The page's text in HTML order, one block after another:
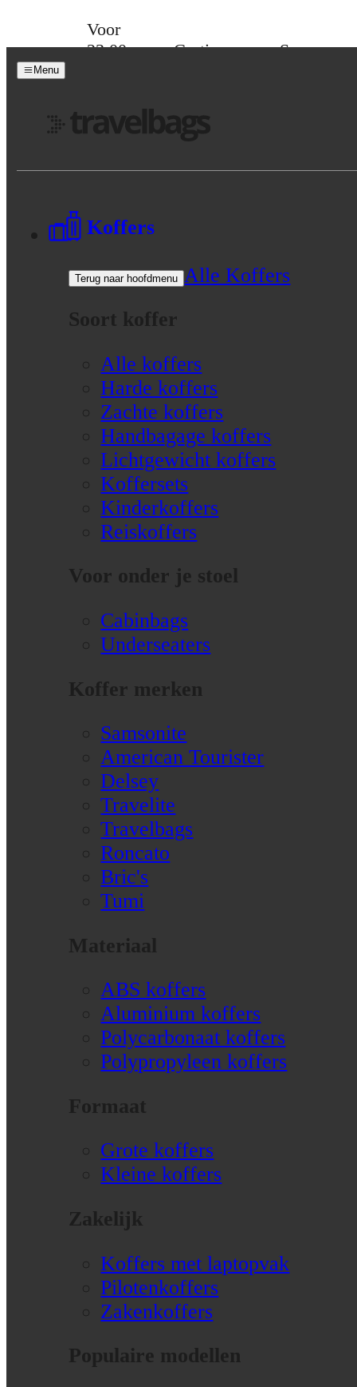
Voor
23:00
Gratis
Spaar
Menu
Koffers
Terug naar hoofdmenu
Alle Koffers
Soort koffer
Alle koffers
Harde koffers
Zachte koffers
Handbagage koffers
Lichtgewicht koffers
Koffersets
Kinderkoffers
Reiskoffers
Voor onder je stoel
Cabinbags
Underseaters
Koffer merken
Samsonite
American Tourister
Delsey
Travelite
Travelbags
Roncato
Bric's
Tumi
Materiaal
ABS koffers
Aluminium koffers
Polycarbonaat koffers
Polypropyleen koffers
Formaat
Grote koffers
Kleine koffers
Zakelijk
Koffers met laptopvak
Pilotenkoffers
Zakenkoffers
Populaire modellen